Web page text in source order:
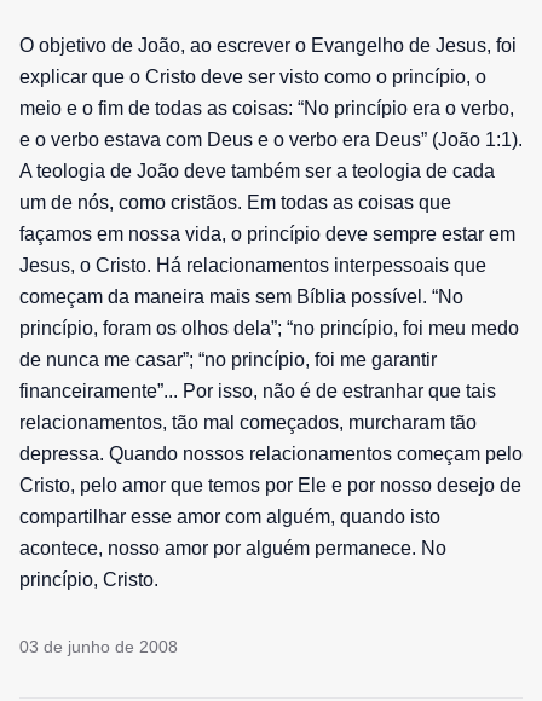
O objetivo de João, ao escrever o Evangelho de Jesus, foi
explicar que o Cristo deve ser visto como o princípio, o
meio e o fim de todas as coisas: “No princípio era o verbo,
e o verbo estava com Deus e o verbo era Deus” (João 1:1).
A teologia de João deve também ser a teologia de cada
um de nós, como cristãos. Em todas as coisas que
façamos em nossa vida, o princípio deve sempre estar em
Jesus, o Cristo. Há relacionamentos interpessoais que
começam da maneira mais sem Bíblia possível. “No
princípio, foram os olhos dela”; “no princípio, foi meu medo
de nunca me casar”; “no princípio, foi me garantir
financeiramente”... Por isso, não é de estranhar que tais
relacionamentos, tão mal começados, murcharam tão
depressa. Quando nossos relacionamentos começam pelo
Cristo, pelo amor que temos por Ele e por nosso desejo de
compartilhar esse amor com alguém, quando isto
acontece, nosso amor por alguém permanece. No
princípio, Cristo.
03 de junho de 2008